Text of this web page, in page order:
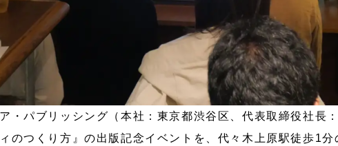
・パブリッシング（本社：東京都渋谷区、代表取締役社長
のつくり方』の出版記念イベントを、代々木上原駅徒歩1